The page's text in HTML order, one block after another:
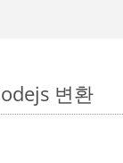
변환